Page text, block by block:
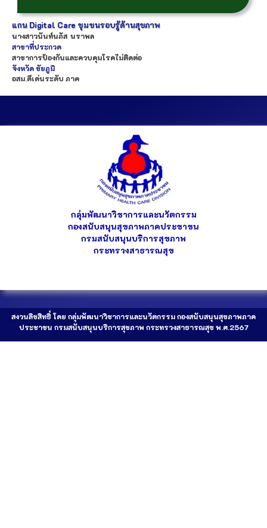
แกน Digital Care ชุมชนรอบรู้ด้านสุขภาพ
นางสาวนันท์นภัส นราพล
สาขาที่ประกวด
สาขาการป้องกันและควบคุมโรคไม่ติดต่อ
จังหวัดชัยภูมิ
อสม.ดีเด่นระดับ ภาค
กลุ่มพัฒนาวิชาการและนวัตกรรม
กองสนับสนุนสุขภาพภาคประชาชน
กรมสนับสนุนบริการสุขภาพ
กระทรวงสาธารณสุข
สงวนลิขสิทธิ์ โดย กลุ่มพัฒนาวิชาการและนวัตกรรม กองสนับสนุนสุขภาพภาค
ประชาชน กรมสนับสนุนบริการสุขภาพ กระทรวงสาธารณสุข พ.ศ.2567